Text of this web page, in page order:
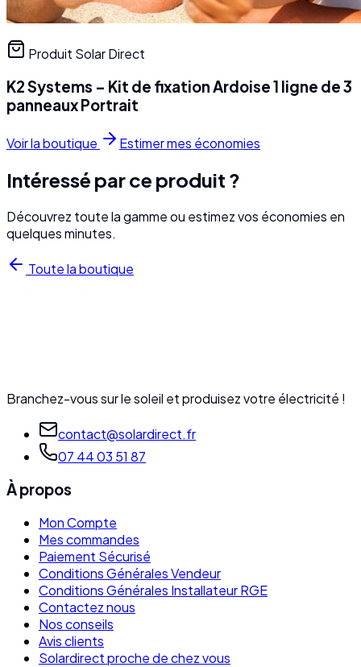
Produit Solar Direct
K2 Systems – Kit de fixation Ardoise 1 ligne de 3
panneaux Portrait
Voir la boutique Estimer mes économies
Intéressé par ce produit ?
Découvrez toute la gamme ou estimez vos économies en
quelques minutes.
Toute la boutique
Branchez-vous sur le soleil et produisez votre électricité !
contact@solardirect.fr
07 44 03 51 87
À propos
Mon Compte
Mes commandes
Paiement Sécurisé
Conditions Générales Vendeur
Conditions Générales Installateur RGE
Contactez nous
Nos conseils
Avis clients
Solardirect proche de chez vous